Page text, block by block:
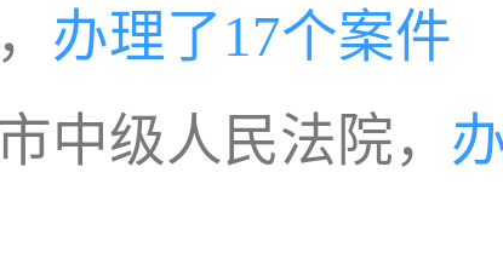
办理了17个案件
中级人民法院，